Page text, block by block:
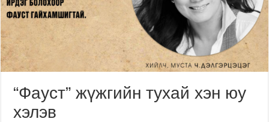
“Фауст” жүжгийн тухай хэн юу
хэлэв